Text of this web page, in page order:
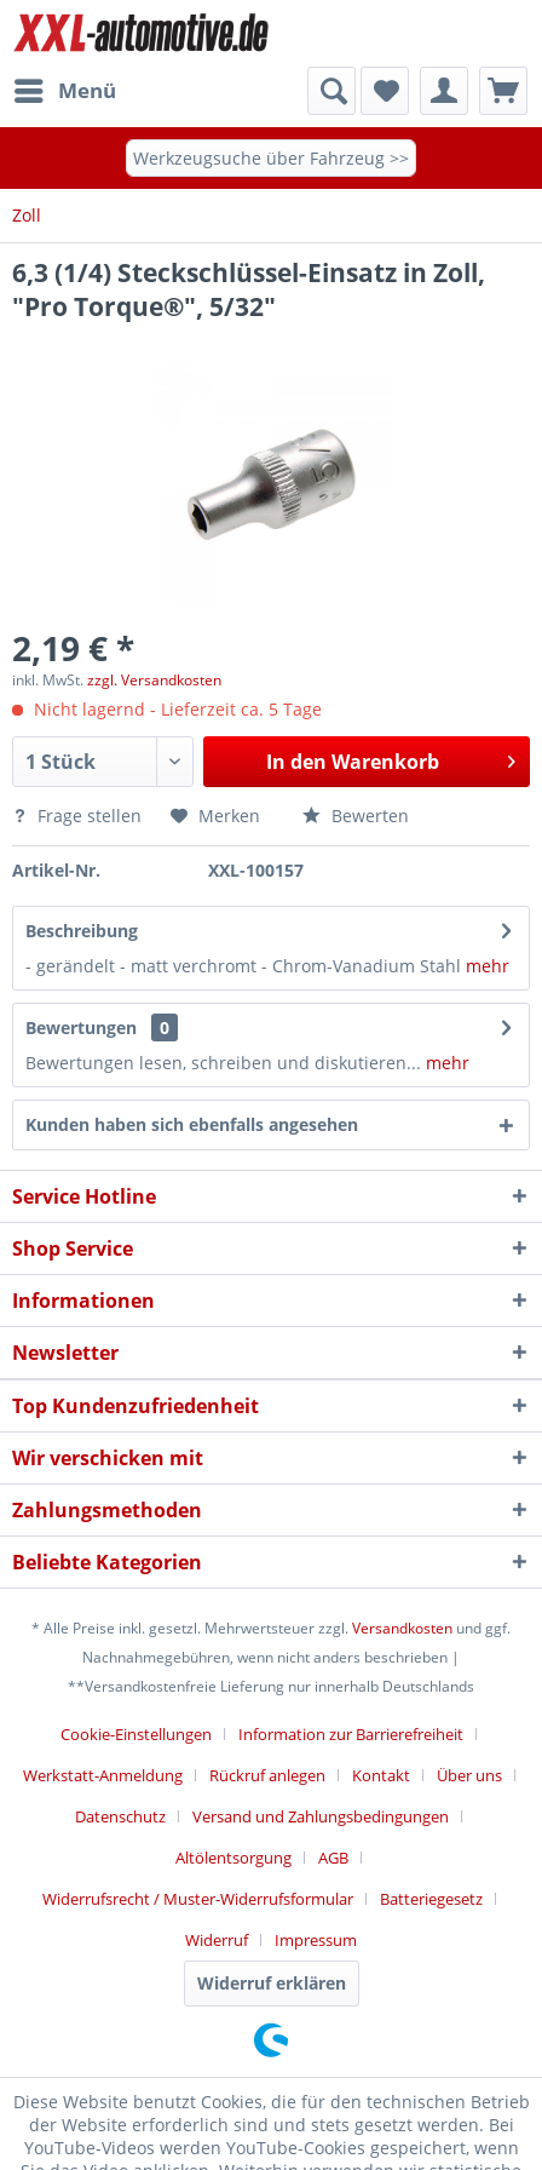
Menü
Werkzeugsuche über Fahrzeug >>
Zoll
6,3 (1/4) Steckschlüssel-Einsatz in Zoll,
"Pro Torque®", 5/32"
2,19 € *
inkl. MwSt.zzgl. Versandkosten
Nicht lagernd - Lieferzeit ca. 5 Tage
In den Warenkorb
Frage stellen Merken Bewerten
Artikel-Nr. XXL-100157
Beschreibung
- gerändelt - matt verchromt - Chrom-Vanadium Stahl mehr
Bewertungen
0
Bewertungen lesen, schreiben und diskutieren... mehr
Kunden haben sich ebenfalls angesehen
Service Hotline
Shop Service
Informationen
Newsletter
Top Kundenzufriedenheit
Wir verschicken mit
Zahlungsmethoden
Beliebte Kategorien
* Alle Preise inkl. gesetzl. Mehrwertsteuer zzgl.Versandkosten und ggf.
Nachnahmegebühren, wenn nicht anders beschrieben |
**Versandkostenfreie Lieferung nur innerhalb Deutschlands
Cookie-Einstellungen
Information zur Barrierefreiheit
Werkstatt-Anmeldung
Rückruf anlegen Kontakt
Über uns
Datenschutz
Versand und Zahlungsbedingungen
Altölentsorgung
AGB
Widerrufsrecht / Muster-Widerrufsformular
Batteriegesetz
Widerruf
Impressum
Widerruf erklären
Diese Website benutzt Cookies, die für den technischen Betrieb
der Website erforderlich sind und stets gesetzt werden. Bei
YouTube-Videos werden YouTube-Cookies gespeichert, wenn